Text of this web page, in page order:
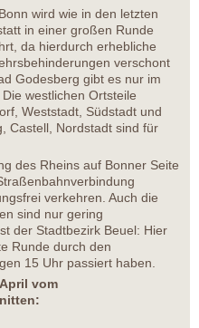
wird wie in den letzten
in einer großen Runde
da hierdurch erhebliche
verschont
Godesberg gibt es nur im
westlichen Ortsteile
Weststadt, Südstadt und
Castell, Nordstadt sind für
des Rheins auf Bonner Seite
verkehren. Auch die
sind nur gering
der Stadtbezirk Beuel: Hier
Runde durch den
15 Uhr passiert haben.
vom